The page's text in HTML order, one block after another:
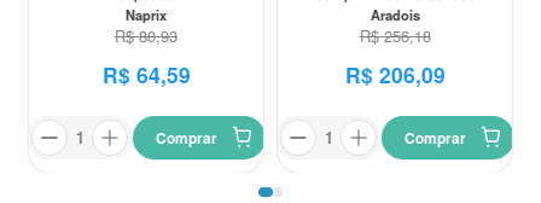
Naprix
R$ 80,93
R$ 64,59
Comprar
Aradois
R$ 256,18
R$ 206,09
Comprar